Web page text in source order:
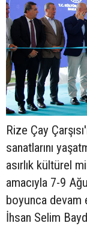
Rize Çay
sanatlarını
asırlık kültürel
amacıyla 7-9
boyunca devam
İhsan Selim